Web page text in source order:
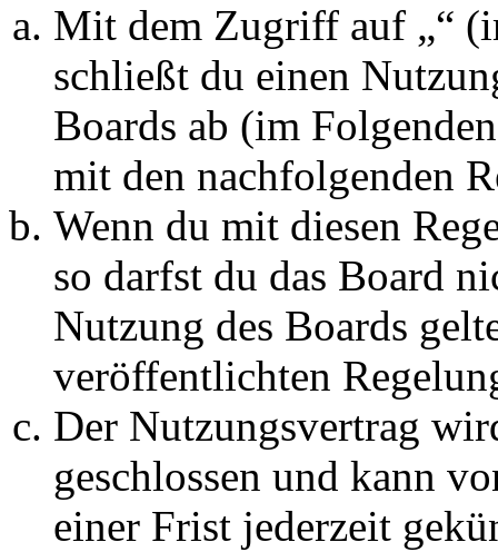
Mit dem Zugriff auf „“
schließt du einen
Boards ab (im
mit den nachfolgenden
Wenn du mit diesen
so darfst du das Board
Nutzung des Boards
veröffentlichten
Der Nutzungsvertrag
geschlossen und kann
einer Frist jederzeit